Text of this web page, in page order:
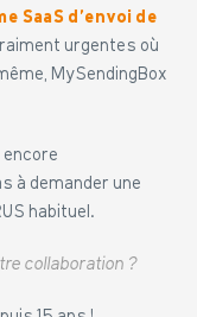
SaaS d’envoi de
urgentes où
MySendingBox
encore
à demander une
habituel.
collaboration ?